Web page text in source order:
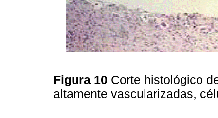
Figura 10 Corte histológico
altamente vascularizadas,